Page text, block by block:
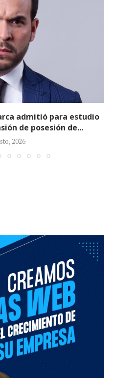
Nueva EPS: propuesta de
de Salud...
2026